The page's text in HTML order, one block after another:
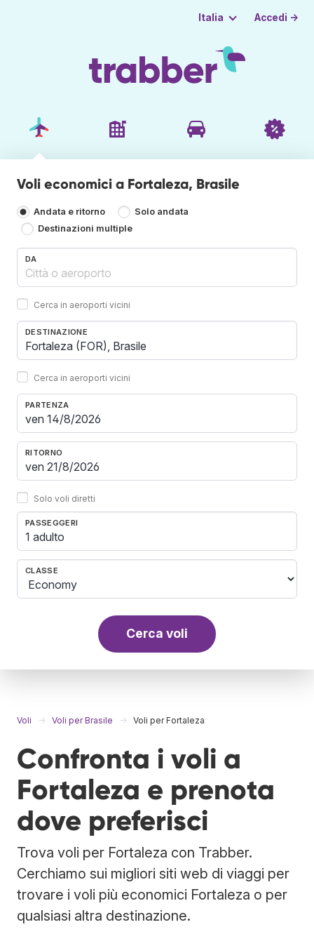
Italia Accedi →
Voli economici a Fortaleza, Brasile
Andata e ritorno
Solo andata
Destinazioni multiple
DA
Cerca in aeroporti vicini
DESTINAZIONE
Cerca in aeroporti vicini
PARTENZA
RITORNO
Solo voli diretti
PASSEGGERI
1 adulto
CLASSE
Cerca voli
Voli Voli per Brasile Voli per Fortaleza
Confronta i voli a
Fortaleza e prenota
dove preferisci
Trova voli per Fortaleza con Trabber.
Cerchiamo sui migliori siti web di viaggi per
trovare i voli più economici Fortaleza o per
qualsiasi altra destinazione.